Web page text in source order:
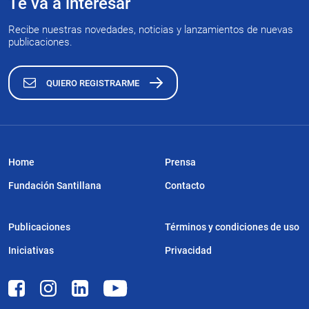
Recibe nuestras novedades, noticias y lanzamientos de nuevas
publicaciones.
QUIERO REGISTRARME
Home
Fundación Santillana
Publicaciones
Iniciativas
Prensa
Contacto
Términos y condiciones de uso
Privacidad